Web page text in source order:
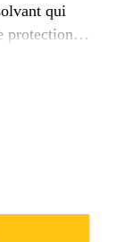
qui
protection
EN
du béton.